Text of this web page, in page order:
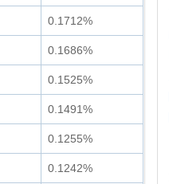
0.1712%
0.1686%
0.1525%
0.1491%
0.1255%
0.1242%